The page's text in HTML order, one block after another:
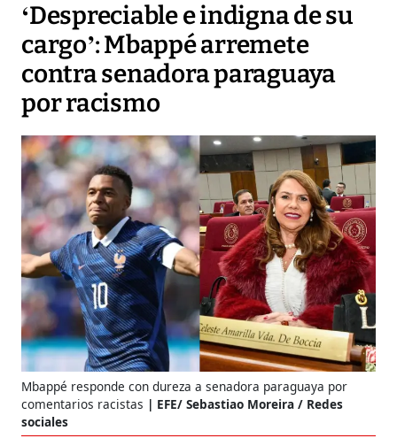
‘Despreciable e indigna de su
cargo’: Mbappé arremete
contra senadora paraguaya
por racismo
Mbappé responde con dureza a senadora paraguaya por
comentarios racistas
EFE/ Sebastiao Moreira / Redes
sociales